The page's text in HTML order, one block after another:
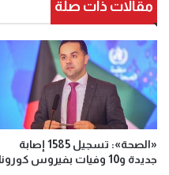
مقالات ذات صلة
«الصحة»: تسجيل 1585 إصابة
جديدة و10 وفيات بفيروس كورونا